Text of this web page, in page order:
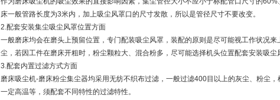
床一般管路长度为3米内，加上吸尘风罩口的尺寸发散，所以是管径尺寸不要改变。
2.配套安装集尘吸尘风罩位置方面
一般磨床均会在磨头上预留位置，专门配装吸尘风罩，装配的原则是尽可能视工作状况
尘，若因工件在磨床开粗时，粉尘颗粒大、混合粉多，尽可能选择机头位置配套安装吸尘
3.配套内置过滤方式方面
磨床吸尘机-磨床粉尘集尘器均采用无纺不织布过滤，一般过滤400目以上的灰尘、粉尘，
一定高温等，须配套不同特性的过滤特性。